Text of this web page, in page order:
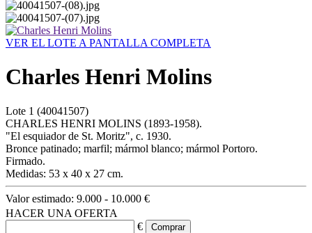
VER EL LOTE A PANTALLA COMPLETA
Charles Henri Molins
Lote 1 (40041507)
CHARLES HENRI MOLINS (1893-1958).
"El esquiador de St. Moritz", c. 1930.
Bronce patinado; marfil; mármol blanco; mármol Portoro.
Firmado.
Medidas: 53 x 40 x 27 cm.
Valor estimado: 9.000 - 10.000 €
HACER UNA OFERTA
€